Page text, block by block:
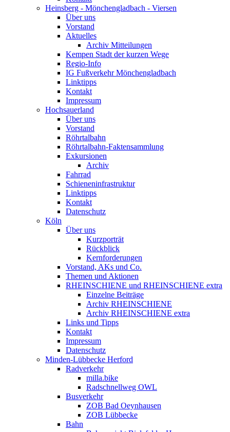
Heinsberg - Mönchengladbach - Viersen
Über uns
Vorstand
Aktuelles
Archiv Mitteilungen
Kempen Stadt der kurzen Wege
Regio-Info
IG Fußverkehr Mönchengladbach
Linktipps
Kontakt
Impressum
Hochsauerland
Über uns
Vorstand
Röhrtalbahn
Röhrtalbahn-Faktensammlung
Exkursionen
Archiv
Fahrrad
Schieneninfrastruktur
Linktipps
Kontakt
Datenschutz
Köln
Über uns
Kurzporträt
Rückblick
Kernforderungen
Vorstand, AKs und Co.
Themen und Aktionen
RHEINSCHIENE und RHEINSCHIENE extra
Einzelne Beiträge
Archiv RHEINSCHIENE
Archiv RHEINSCHIENE extra
Links und Tipps
Kontakt
Impressum
Datenschutz
Minden-Lübbecke Herford
Radverkehr
milla.bike
Radschnellweg OWL
Busverkehr
ZOB Bad Oeynhausen
ZOB Lübbecke
Bahn